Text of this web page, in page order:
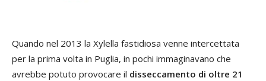
Quando nel 2013 la Xylella fastidiosa venne intercettata
per la prima volta in Puglia, in pochi immaginavano che
avrebbe potuto provocare il disseccamento di oltre 21